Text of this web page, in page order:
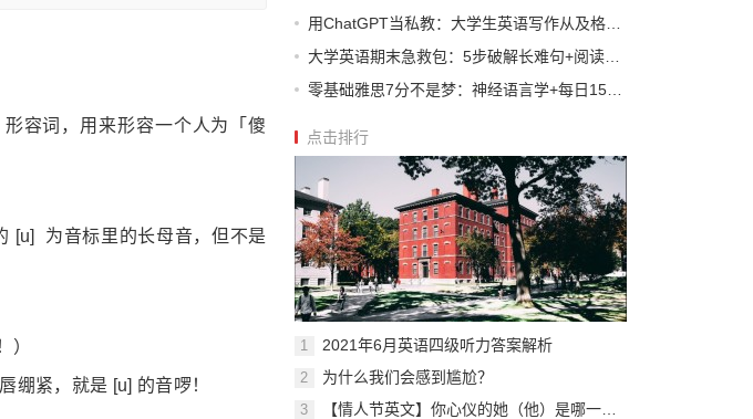
容词，用来形容一个人为「傻
[u] 为音标里的长母音，但不是
）
绷紧，就是 [u] 的音啰！
用ChatGPT当私教：大学生英语写作从及格到发表论文的逆袭路径
大学英语期末急救包：5步破解长难句+阅读理解满分模板
零基础雅思7分不是梦：神经语言学+每日15分钟碎片化训练法
点击排行
1 2021年6月英语四级听力答案解析
2 为什么我们会感到尴尬？
3 【情人节英文】你心仪的她（他）是哪一型的？大男人、文青的英文你会说吗？